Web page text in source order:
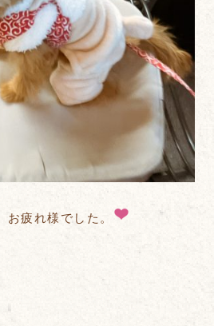
、お疲れ様でした。